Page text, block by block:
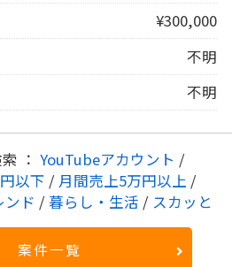
¥300,000
不明
不明
： YouTubeアカウント /
以下 / 月間売上5万円以上 /
ド / 暮らし・生活 / スカッと
案件一覧